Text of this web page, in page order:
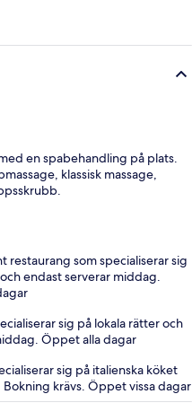
en spabehandling på plats.
klassisk massage,
restaurang som specialiserar sig
endast serverar middag.
sig på lokala rätter och
Öppet alla dagar
sig på italienska köket
krävs. Öppet vissa dagar